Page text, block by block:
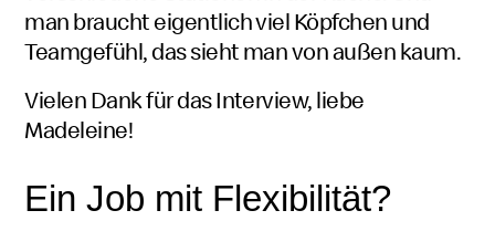
man braucht eigentlich viel Köpfchen und
Teamgefühl, das sieht man von außen kaum.
Vielen Dank für das Interview, liebe
Madeleine!
Ein Job mit Flexibilität?